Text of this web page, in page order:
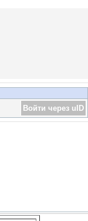
Войти через uID